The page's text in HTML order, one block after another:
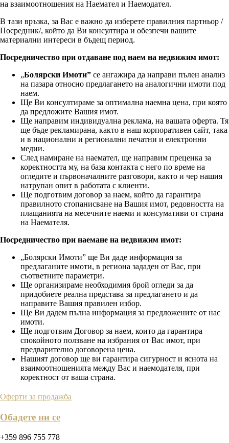
на взаимоотношения на Наемател и Наемодател.
В тази връзка, за Вас е важно да изберете правилния партньор /
Посредник/, който да Ви консултира и обезпечи вашите
материални интереси в бъдещ период.
Посредничество при отдаване под наем на недвижим имот:
„Болярски Имоти” се ангажира да направи пълен анализ
на пазара относно предлагането на аналогични имоти под
наем.
Ще Ви консултираме за оптимална наемна цена, при която
да предложите Вашия имот.
Ще направим индивидуална реклама, на вашата оферта. Тя
ще бъде рекламирана, както в наш корпоративен сайт, така
и в национални и регионални печатни и електронни
медии.
След намиране на наемател, ще направим преценка за
коректността му, на база контакта с него по време на
огледите и първоначалните разговори, както и чер нашия
натрупан опит в работата с клиенти.
Ще подготвим договор за наем, който да гарантира
правилното стопанисване на Вашия имот, редовността на
плащанията на месечните наеми и консумативи от страна
на Наемателя.
Посредничество при наемане на недвижим имот:
„Болярски Имоти” ще Ви даде информация за
предлаганите имоти, в региона зададен от Вас, при
съответните параметри.
Ще организираме необходимия брой огледи за да
придобиете реална представа за предлагането и да
направите Вашия правилен избор.
Ще Ви дадем пълна информация за предложените от нас
имоти.
Ще подготвим Договор за наем, които да гарантира
спокойното ползване на избрания от Вас имот, при
предварително договорена цена.
Нашият договор ще ви гарантира сигурност и яснота на
взаимоотношенията между Вас и наемодателя, при
коректност от ваша страна.
Оферти за продажба
Обадете ни се
+359 896 755 778